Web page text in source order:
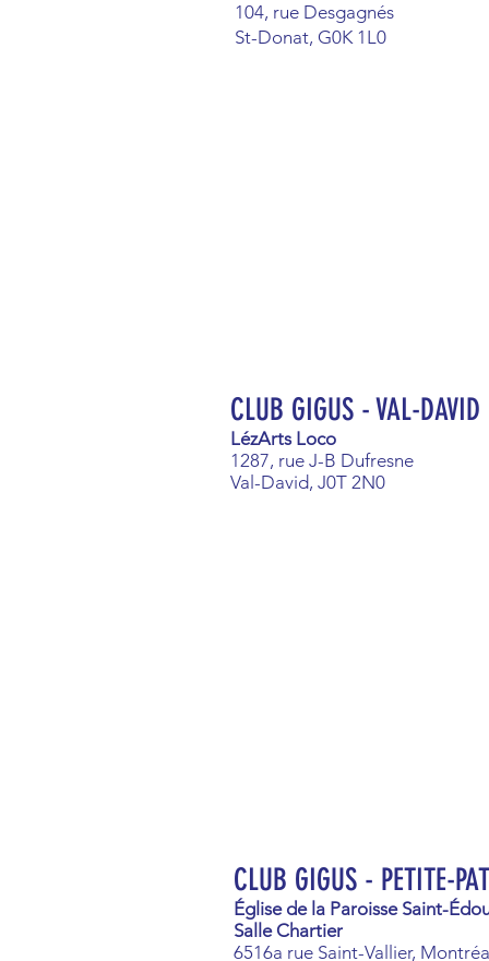
104, rue Desgagnés
St-Donat, G0K 1L0
CLUB GIGUS - VAL-DAVID
LézArts Loco
1287, rue J-B Dufresne
Val-David, J0T 2N0
CLUB GIGUS - PETITE-
Église de la Paroisse Saint-
Salle Chartier
6516a rue Saint-Vallier,